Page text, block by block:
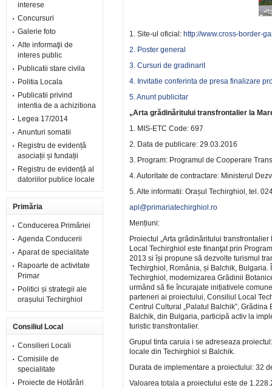
interese
Concursuri
Galerie foto
Alte informaţii de
interes public
Publicatii stare civila
Politia Locala
Publicatii privind
intentia de a achizitiona
Legea 17/2014
Anunturi somatii
Registru de evidență
asociații și fundații
Registru de evidență al
datoriilor publice locale
Primăria
Conducerea Primăriei
Agenda Conducerii
Aparat de specialitate
Rapoarte de activitate
Primar
Politici și strategii ale
orașului Techirghiol
Consiliul Local
Consilieri Locali
Comisiile de
specialitate
Proiecte de Hotărâri
1. Site-ul oficial: http://www.cross-border-
2. Poster general
3. Cursuri de gradinarit
4. Invitatie conferinta de presa finalizare
5. Anunt publicitar
„Arta grădinăritului transfrontalier la
1. MIS-ETC Code: 697
2. Data de publicare: 29.03.2016
3. Program: Programul de Cooperare
4. Autoritate de contractare: Ministerul
5. Alte informatii: Orașul Techirghiol, tel.
apl@primariatechirghiol.ro
Mențiuni:
Proiectul „Arta grădinăritului
Local Techirghiol este finanţat prin
2013 si își propune să dezvolte turismul
Techirghiol, România, și Balchik,
Techirghiol, modernizarea Grădinii
urmând să fie încurajate inițiativele
parteneri ai proiectului, Consiliul Local
Centrul Cultural „Palatul Balchik”,
Balchik, din Bulgaria, participă activ la
turistic transfrontalier.
Grupul tinta caruia i se adreseaza
locale din Techirghiol si Balchik.
Durata de implementare a proiectului: 32
Valoarea totala a proiectului este de